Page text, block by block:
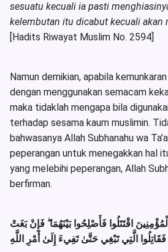
sesuatu kecuali ia pasti
kelembutan itu dicabut kecuali akan
[Hadits Riwayat Muslim No. 2594]
Namun demikian, apabila
dengan menggunakan semacam
maka tidaklah mengapa bila
terhadap sesama kaum muslimin.
bahwasanya Allah Subhanahu wa
peperangan untuk menegakkan hal
yang melebihi peperangan, Allah
berfirman.
اقْتَتَلُوا فَأَصْلِحُوا بَيْنَهُمَاۖ فَإِنْ بَغَتْ
الَّتِي تَبْغِي حَتَّىٰ تَفِيءَ إِلَىٰ أَمْرِ اللَّهِ